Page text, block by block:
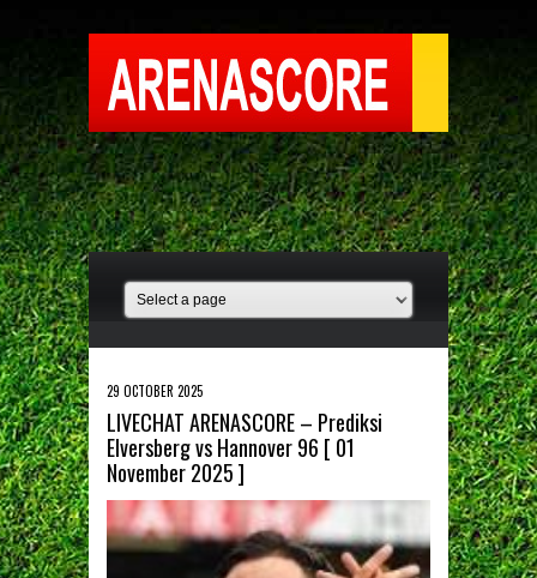
29 OCTOBER 2025
LIVECHAT ARENASCORE – Prediksi
Elversberg vs Hannover 96 [ 01
November 2025 ]